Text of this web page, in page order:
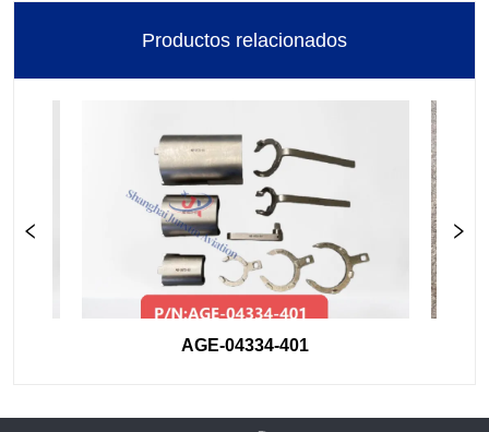
Productos relacionados
AGE-04334-401